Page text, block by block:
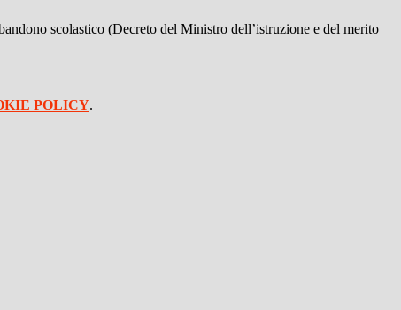
scolastico (Decreto del Ministro dell’istruzione e del merito
POLICY.